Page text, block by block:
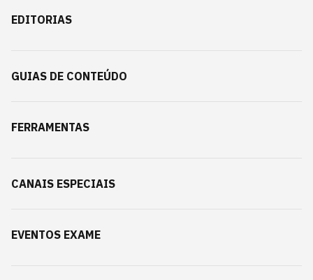
EDITORIAS
GUIAS DE CONTEÚDO
FERRAMENTAS
CANAIS ESPECIAIS
EVENTOS EXAME